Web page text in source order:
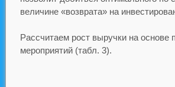
величине «возврата» на
Рассчитаем рост выручки на основе
мероприятий (табл. 3).